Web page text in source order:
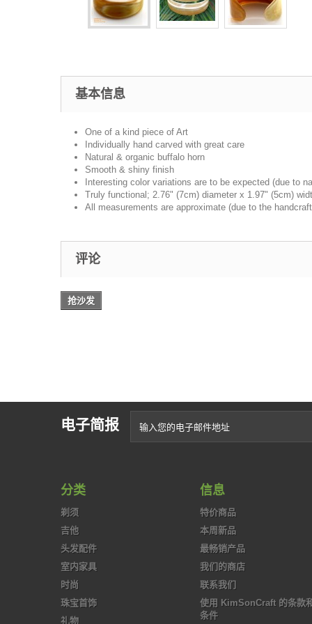
基本信息
One of a kind piece of Art
Individually hand carved with great care
Natural & organic buffalo horn
Smooth & shiny finish
Interesting color variations are to be expected (due to
Truly functional; 2.76" (7cm) diameter x 1.97" (5cm)
All measurements are approximate (due to the
评论
抢沙发
电子简报
分类
剃须
吉他
头发配件
室内家具
时尚
珠宝首饰
礼物
信息
特价商品
本周新品
最畅销产品
我们的商店
联系我们
使用 KimSonCraft 的条款
条件